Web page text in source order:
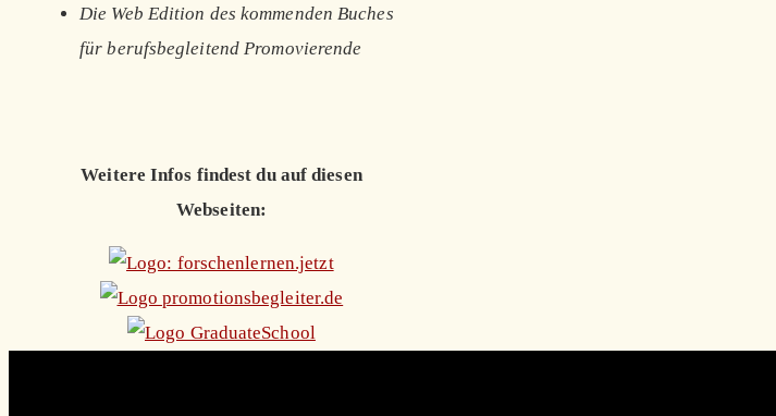
Die Web Edition des kommenden Buches
für berufsbegleitend Promovierende
Weitere Infos findest du auf diesen
Webseiten: